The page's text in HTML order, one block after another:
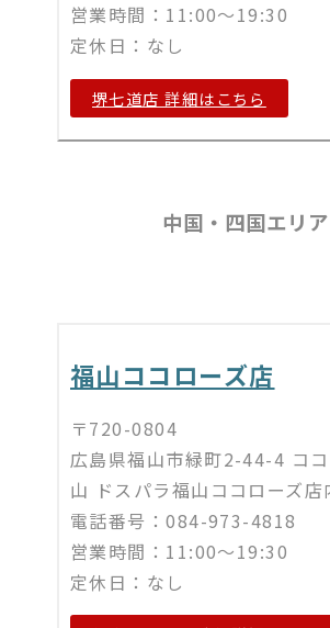
営業時間： 11:00～19:30
定休日：なし
堺七道店 詳細はこちら
中国・四国エリア
福山ココローズ店
〒720-0804
広島県福山市緑町2-44-4 コ
山 ドスパラ福山ココローズ店
電話番号：084-973-4818
営業時間：11:00～19:30
定休日：なし